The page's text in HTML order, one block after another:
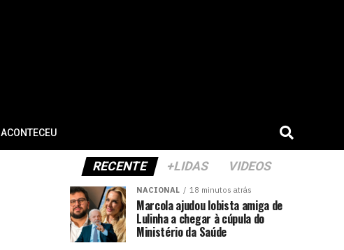
ACONTECEU
RECENTE +LIDAS VIDEOS
NACIONAL 18 minutos atrás
Marcola ajudou lobista amiga de
Lulinha a chegar à cúpula do
Ministério da Saúde